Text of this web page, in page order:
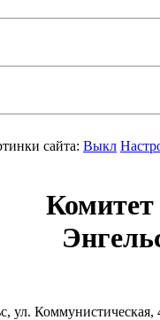
сайта: Выкл
ул. Коммунистическая,